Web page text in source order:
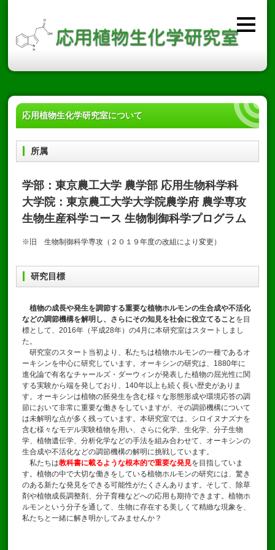
応用植物生化学研究室について
所属
学部：東京農工大学 農学部 応用生物科学科
大学院：東京農工大学大学院農学府 農学専攻
生物生産科学コース 生物制御科学プログラム
※旧 生物制御科学専攻（２０１９年度の改組により変更）
研究目標
植物の成長や発生を調節する重要な植物ホルモンの生合成や不活化
などの調節機構を解明し、さらにその知見を社会に役立てること を目
標として、2016年（平成28年）の4月に本研究室はスタートしまし
た。
研究室のスタート当初より、私たちは植物ホルモンの一種であるオ
ーキシンを中心に研究しています。オーキシンの研究は、1880年に
進化論で有名なチャールズ・ダーウィンが発表した植物の屈光性に関
する実験から端を発しており、140年以上も続く長い歴史がありま
す。オーキシンは植物の胚発生を含む様々な形態形成や環境応答の調
節において非常に重要な働きをしていますが、その調節機構について
は未解明な点が多く残っています。本研究室では、シロイヌナズナを
含む様々なモデル実験植物を用い、さらに化学、生化学、分子生物
学、植物遺伝学、分析化学などの手法を組み合わせて、オーキシンの
生合成や不活化などの調節機構の解明に挑戦しています。
私たちは教科書に載るような根本的で重要な発見を目指していま
す。植物の中で大切な働きをしている植物ホルモンの研究には、驚き
のある新たな発見をできる可能性がたくさんあります。そして、除草
剤や植物成長調整剤、分子育種などへの応用も期待できます。植物ホ
ルモンという分子を通して、生物に存在する美しくて精緻な現象を、
私たちと一緒に解き明かしてみませんか？